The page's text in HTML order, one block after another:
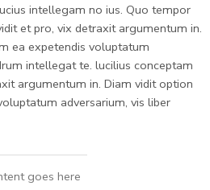
intellegam no ius. Quo tempor
et pro, vix detraxit argumentum in.
ea expetendis voluptatum
intellegat te. lucilius conceptam
argumentum in. Diam vidit option
adversarium, vis liber
goes here